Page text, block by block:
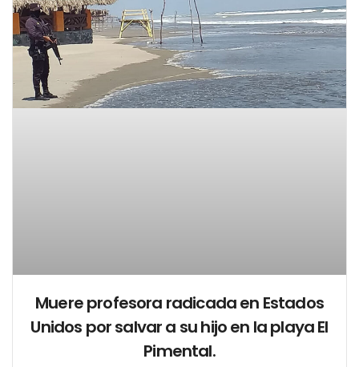
Muere profesora radicada en Estados
Unidos por salvar a su hijo en la playa El
Pimental.